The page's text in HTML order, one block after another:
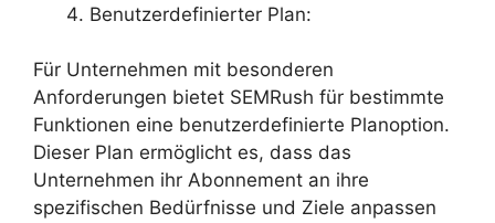
Benutzerdefinierter Plan:
Für Unternehmen mit besonderen
Anforderungen bietet SEMRush für bestimmte
Funktionen eine benutzerdefinierte Planoption.
Dieser Plan ermöglicht es, dass das
Unternehmen ihr Abonnement an ihre
spezifischen Bedürfnisse und Ziele anpassen